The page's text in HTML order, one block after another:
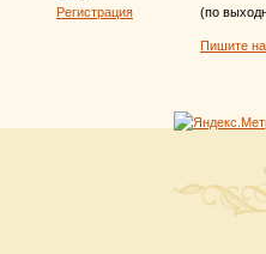
Регистрация
(по
Пишите